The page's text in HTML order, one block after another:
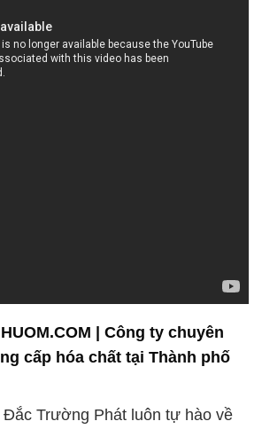
| Công ty chuyên
cấp hóa chất tại Thành phố
Đắc Trường Phát luôn tự hào về